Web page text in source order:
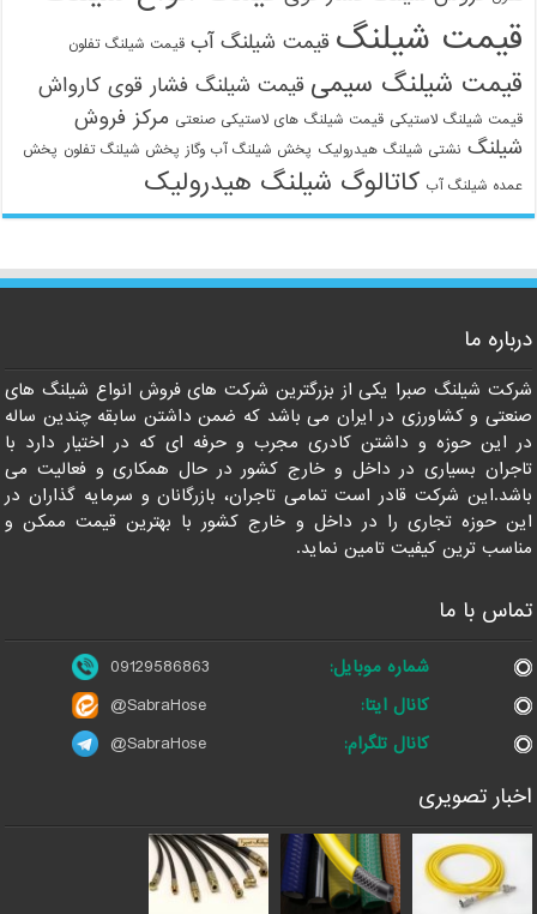
قیمت شیلنگ قیمت شیلنگ آب قیمت شیلنگ تفلون
قیمت شیلنگ سیمی قیمت شیلنگ فشار قوی کارواش
قیمت شیلنگ لاستیکی قیمت شیلنگ های لاستیکی صنعتی مرکز فروش
شیلنگ نشتی شیلنگ هیدرولیک پخش شیلنگ آب وگاز پخش شیلنگ تفلون پخش
عمده شیلنگ آب کاتالوگ شیلنگ هیدرولیک
درباره ما
شرکت شیلنگ صبرا یکی از بزرگترین شرکت های فروش انواع شیلنگ های
صنعتی و کشاورزی در ایران می باشد که ضمن داشتن سابقه چندین ساله
در این حوزه و داشتن کادری مجرب و حرفه ای که در اختیار دارد با
تاجران بسیاری در داخل و خارج کشور در حال همکاری و فعالیت می
باشد.این شرکت قادر است تمامی تاجران، بازرگانان و سرمایه گذاران در
این حوزه تجاری را در داخل و خارج کشور با بهترین قیمت ممکن و
مناسب ترین کیفیت تامین نماید.
تماس با ما
شماره موبایل:
09129586863
کانال ایتا:
@SabraHose
کانال تلگرام:
@SabraHose
اخبار تصویری
09129586863